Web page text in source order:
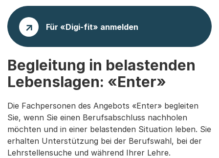
Für «Digi-fit» anmelden
Begleitung in belastenden
Lebenslagen: «Enter»
Die Fachpersonen des Angebots «Enter» begleiten
Sie, wenn Sie einen Berufsabschluss nachholen
möchten und in einer belastenden Situation leben. Sie
erhalten Unterstützung bei der Berufswahl, bei der
Lehrstellensuche und während Ihrer Lehre.